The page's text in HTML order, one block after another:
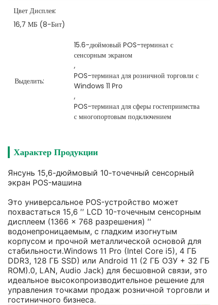
Цвет Дисплея:
16,7 МБ (8-Бит)
Выделить:
15.6-дюймовый POS-терминал с
сенсорным экраном
,
POS-терминал для розничной торговли с
Windows 11 Pro
,
POS-терминал для сферы гостеприимства
с многопортовым подключением
Характер Продукции
Янсунь 15,6-дюймовый 10-точечный сенсорный
экран POS-машина
Это универсальное POS-устройство может
похвастаться 15,6 ′′ LCD 10-точечным сенсорным
дисплеем (1366 × 768 разрешения) ′′
водонепроницаемым, с гладким изогнутым
корпусом и прочной металлической основой для
стабильности.Windows 11 Pro (Intel Core i5), 4 ГБ
DDR3, 128 ГБ SSD) или Android 11 (2 ГБ ОЗУ + 32 ГБ
ROM).0, LAN, Audio Jack) для бесшовной связи, это
идеальное высокопроизводительное решение для
управления точками продаж розничной торговли и
гостиничного бизнеса.